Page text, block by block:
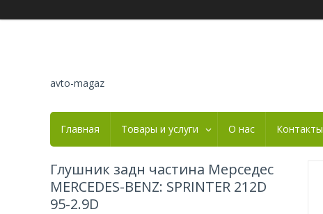
avto-magaz
Главная Товары и услуги О нас Контакты
Глушник задн частина Мерседес
MERCEDES-BENZ: SPRINTER 212D
95-2.9D